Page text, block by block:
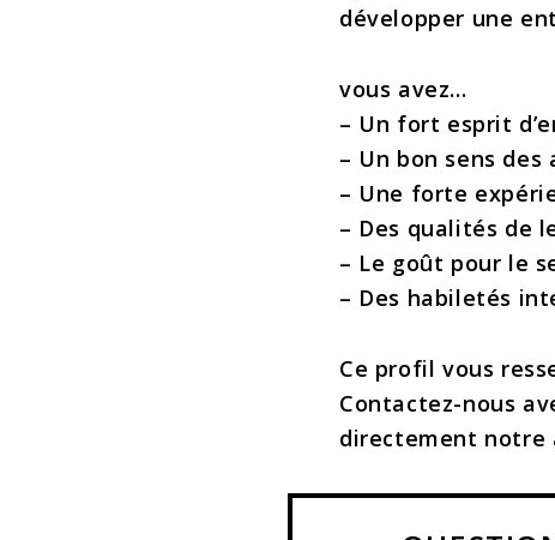
développer une
vous avez…
– Un fort esprit
– Un bon sens des
– Une forte
– Des qualités de
– Le goût pour le
– Des habiletés
Ce profil vous
Contactez-nous
directement notre